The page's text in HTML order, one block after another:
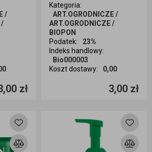
/
/
zł
Kategoria:
ART.OGRODNICZE /
ART.OGRODNICZE /
BIOPON
Podatek:
23%
Indeks handlowy:
Bio000003
Koszt dostawy: 0,00
3,00 zł
Ilość sztuk